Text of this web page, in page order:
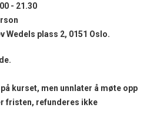
- 21.30
Wedels plass 2, 0151 Oslo.
kurset, men unnlater å møte opp
fristen, refunderes ikke